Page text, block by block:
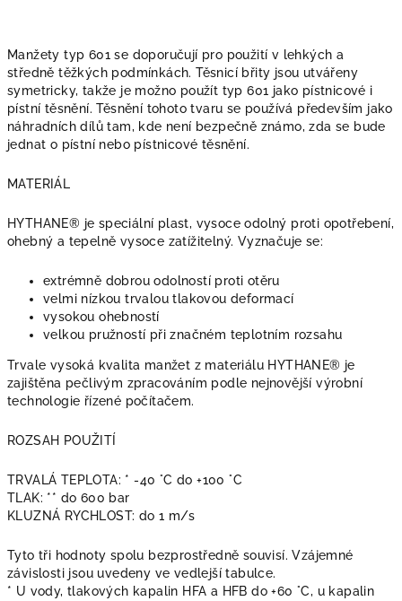
Manžety typ 601 se doporučují pro použití v lehkých a
středně těžkých podmínkách. Těsnicí břity jsou utvářeny
symetricky, takže je možno použít typ 601 jako pístnicové i
pístní těsnění. Těsnění tohoto tvaru se používá především jako
náhradních dílů tam, kde není bezpečně známo, zda se bude
jednat o pístní nebo pístnicové těsnění.
MATERIÁL
HYTHANE® je speciální plast, vysoce odolný proti opotřebení,
ohebný a tepelně vysoce zatížitelný. Vyznačuje se:
extrémně dobrou odolností proti otěru
velmi nízkou trvalou tlakovou deformací
vysokou ohebností
velkou pružností při značném teplotním rozsahu
Trvale vysoká kvalita manžet z materiálu HYTHANE® je
zajištěna pečlivým zpracováním podle nejnovější výrobní
technologie řízené počítačem.
ROZSAH POUŽITÍ
TRVALÁ TEPLOTA: * -40 °C do +100 °C
TLAK: ** do 600 bar
KLUZNÁ RYCHLOST: do 1 m/s
Tyto tři hodnoty spolu bezprostředně souvisí. Vzájemné
závislosti jsou uvedeny ve vedlejší tabulce.
* U vody, tlakových kapalin HFA a HFB do +60 °C, u kapalin